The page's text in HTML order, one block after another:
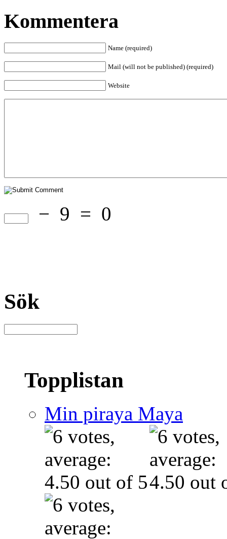
Kommentera
Name (required)
Mail (will not be published) (required)
Website
− 9 = 0
Sök
Topplistan
Min piraya Maya